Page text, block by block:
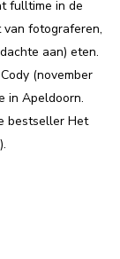
fulltime in de
fotograferen,
aan) eten.
(november
in Apeldoorn.
bestseller Het